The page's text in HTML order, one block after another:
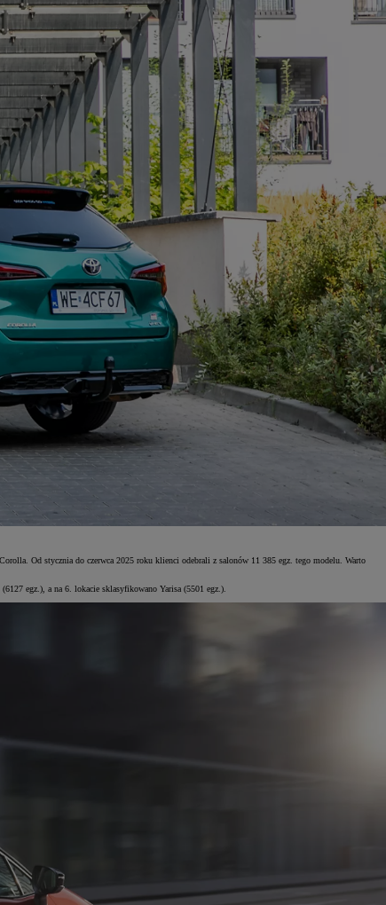
Od stycznia do czerwca 2025 roku klienci odebrali z salonów 11 385 egz. tego modelu. Warto
egz.), a na 6. lokacie sklasyfikowano Yarisa (5501 egz.).